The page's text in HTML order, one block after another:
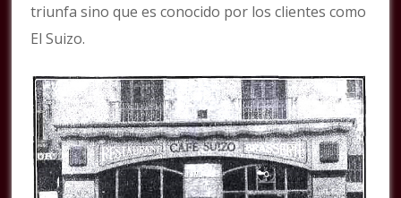
triunfa sino que es conocido por los clientes como
El Suizo.